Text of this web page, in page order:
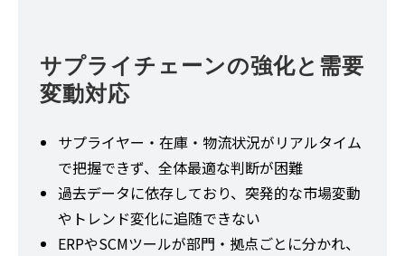
サプライチェーンの強化と需要
変動対応
サプライヤー・在庫・物流状況がリアルタイム
で把握できず、全体最適な判断が困難
過去データに依存しており、突発的な市場変動
やトレンド変化に追随できない
ERPやSCMツールが部門・拠点ごとに分かれ、